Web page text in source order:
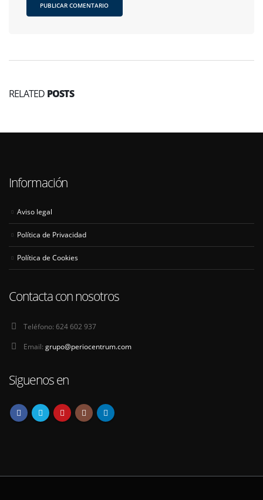
RELATED POSTS
Información
Aviso legal
Política de Privacidad
Política de Cookies
Contacta con nosotros
Teléfono: 624 602 937
Email: grupo@periocentrum.com
Siguenos en